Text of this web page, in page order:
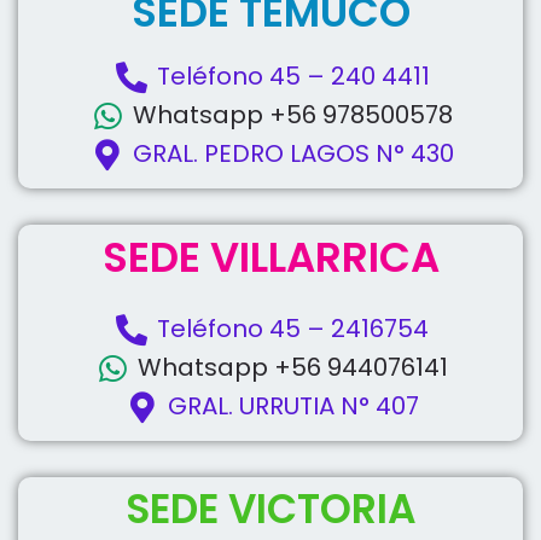
SEDE TEMUCO
Teléfono 45 – 240 4411
Whatsapp +56 978500578
GRAL. PEDRO LAGOS N° 430
SEDE VILLARRICA
Teléfono 45 – 2416754
Whatsapp +56 944076141
GRAL. URRUTIA N° 407
SEDE VICTORIA